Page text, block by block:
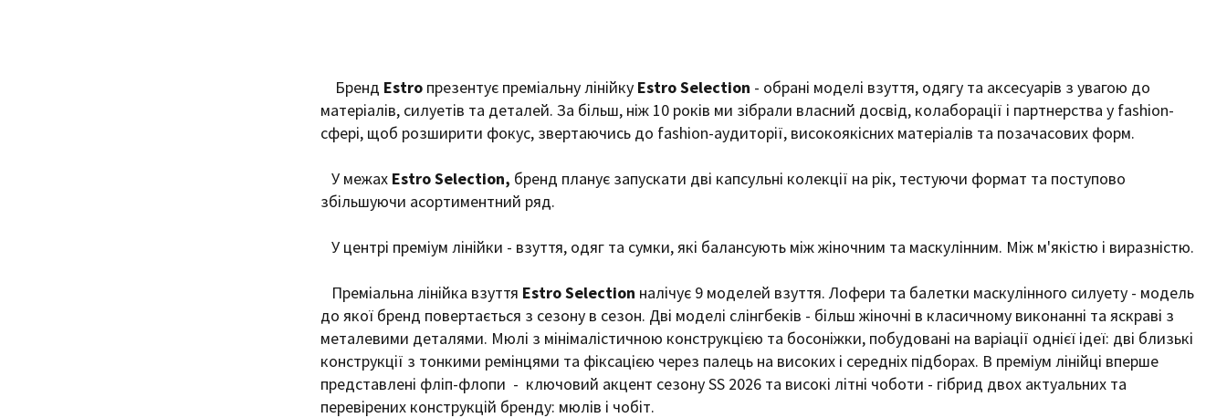
Бренд Estro презентує преміальну лінійку Estro Selection - обрані моделі взуття, одягу та аксесуарів з увагою до
матеріалів, силуетів та деталей. За більш, ніж 10 років ми зібрали власний досвід, колаборації і партнерства у fashion-
сфері, щоб розширити фокус, звертаючись до fashion-аудиторії, високоякісних матеріалів та позачасових форм.
У межах Estro Selection, бренд планує запускати дві капсульні колекції на рік, тестуючи формат та поступово
збільшуючи асортиментний ряд.
У центрі преміум лінійки - взуття, одяг та сумки, які балансують між жіночним та маскулінним. Між м'якістю і виразністю.
Преміальна лінійка взуття Estro Selection налічує 9 моделей взуття. Лофери та балетки маскулінного силуету - модель
до якої бренд повертається з сезону в сезон. Дві моделі слінгбеків - більш жіночні в класичному виконанні та яскраві з
металевими деталями. Мюлі з мінімалістичною конструкцією та босоніжки, побудовані на варіації однієї ідеї: дві близькі
конструкції з тонкими ремінцями та фіксацією через палець на високих і середніх підборах. В преміум лінійці вперше
представлені фліп-флопи - ключовий акцент сезону SS 2026 та високі літні чоботи - гібрид двох актуальних та
перевірених конструкцій бренду: мюлів і чобіт.